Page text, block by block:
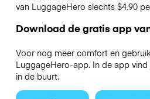
van LuggageHero slechts $4.90
Download de gratis app
Voor nog meer comfort en
LuggageHero-app. In de app
in de buurt.